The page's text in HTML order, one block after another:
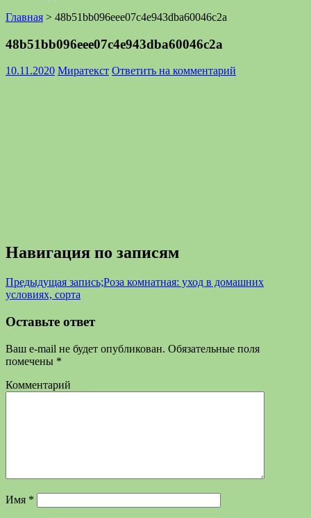
Главная > 48b51bb096eee07c4e943dba60046c2a
48b51bb096eee07c4e943dba60046c2a
10.11.2020 Миратекст Ответить на комментарий
Навигация по записям
Предыдущая запись;Роза комнатная: уход в домашних
условиях, сорта
Оставьте ответ
Ваш e-mail не будет опубликован. Обязательные поля
помечены *
Комментарий
Имя *